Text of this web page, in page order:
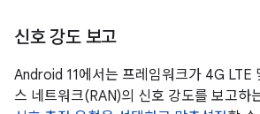
신호 강도 보고
Android 11에서는 프레임워크가 4G LTE
스 네트워크(RAN)의 신호 강도를 보고하